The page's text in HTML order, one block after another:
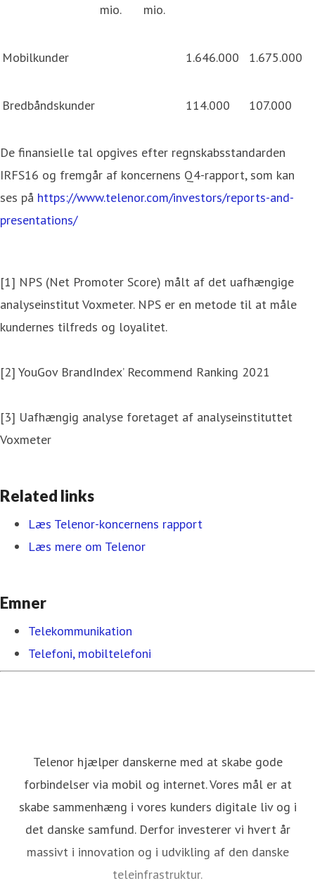
mio.
mio.
Mobilkunder 1.646.000 1.675.000
Bredbåndskunder 114.000 107.000
De finansielle tal opgives efter regnskabsstandarden
IRFS16 og fremgår af koncernens Q4-rapport, som kan
ses på https://www.telenor.com/investors/reports-and-
presentations/
[1] NPS (Net Promoter Score) målt af det uafhængige
analyseinstitut Voxmeter. NPS er en metode til at måle
kundernes tilfreds og loyalitet.
[2] YouGov BrandIndex’ Recommend Ranking 2021
[3] Uafhængig analyse foretaget af analyseinstituttet
Voxmeter
Related links
Læs Telenor-koncernens rapport
Læs mere om Telenor
Emner
Telekommunikation
Telefoni, mobiltelefoni
Telenor hjælper danskerne med at skabe gode
forbindelser via mobil og internet. Vores mål er at
skabe sammenhæng i vores kunders digitale liv og i
det danske samfund. Derfor investerer vi hvert år
massivt i innovation og i udvikling af den danske
teleinfrastruktur.